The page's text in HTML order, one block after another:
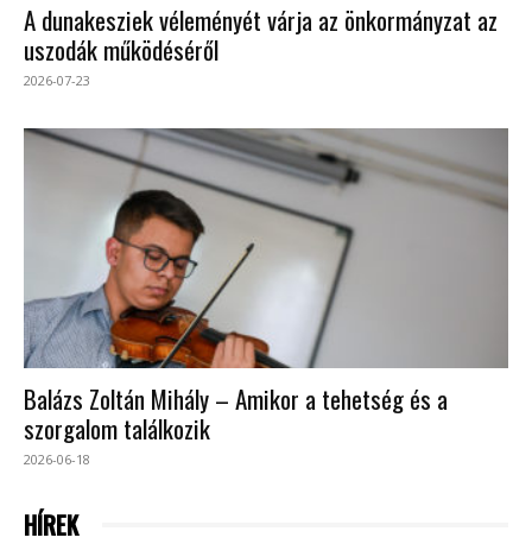
A dunakesziek véleményét várja az önkormányzat az
uszodák működéséről
2026-07-23
Balázs Zoltán Mihály – Amikor a tehetség és a
szorgalom találkozik
2026-06-18
HÍREK